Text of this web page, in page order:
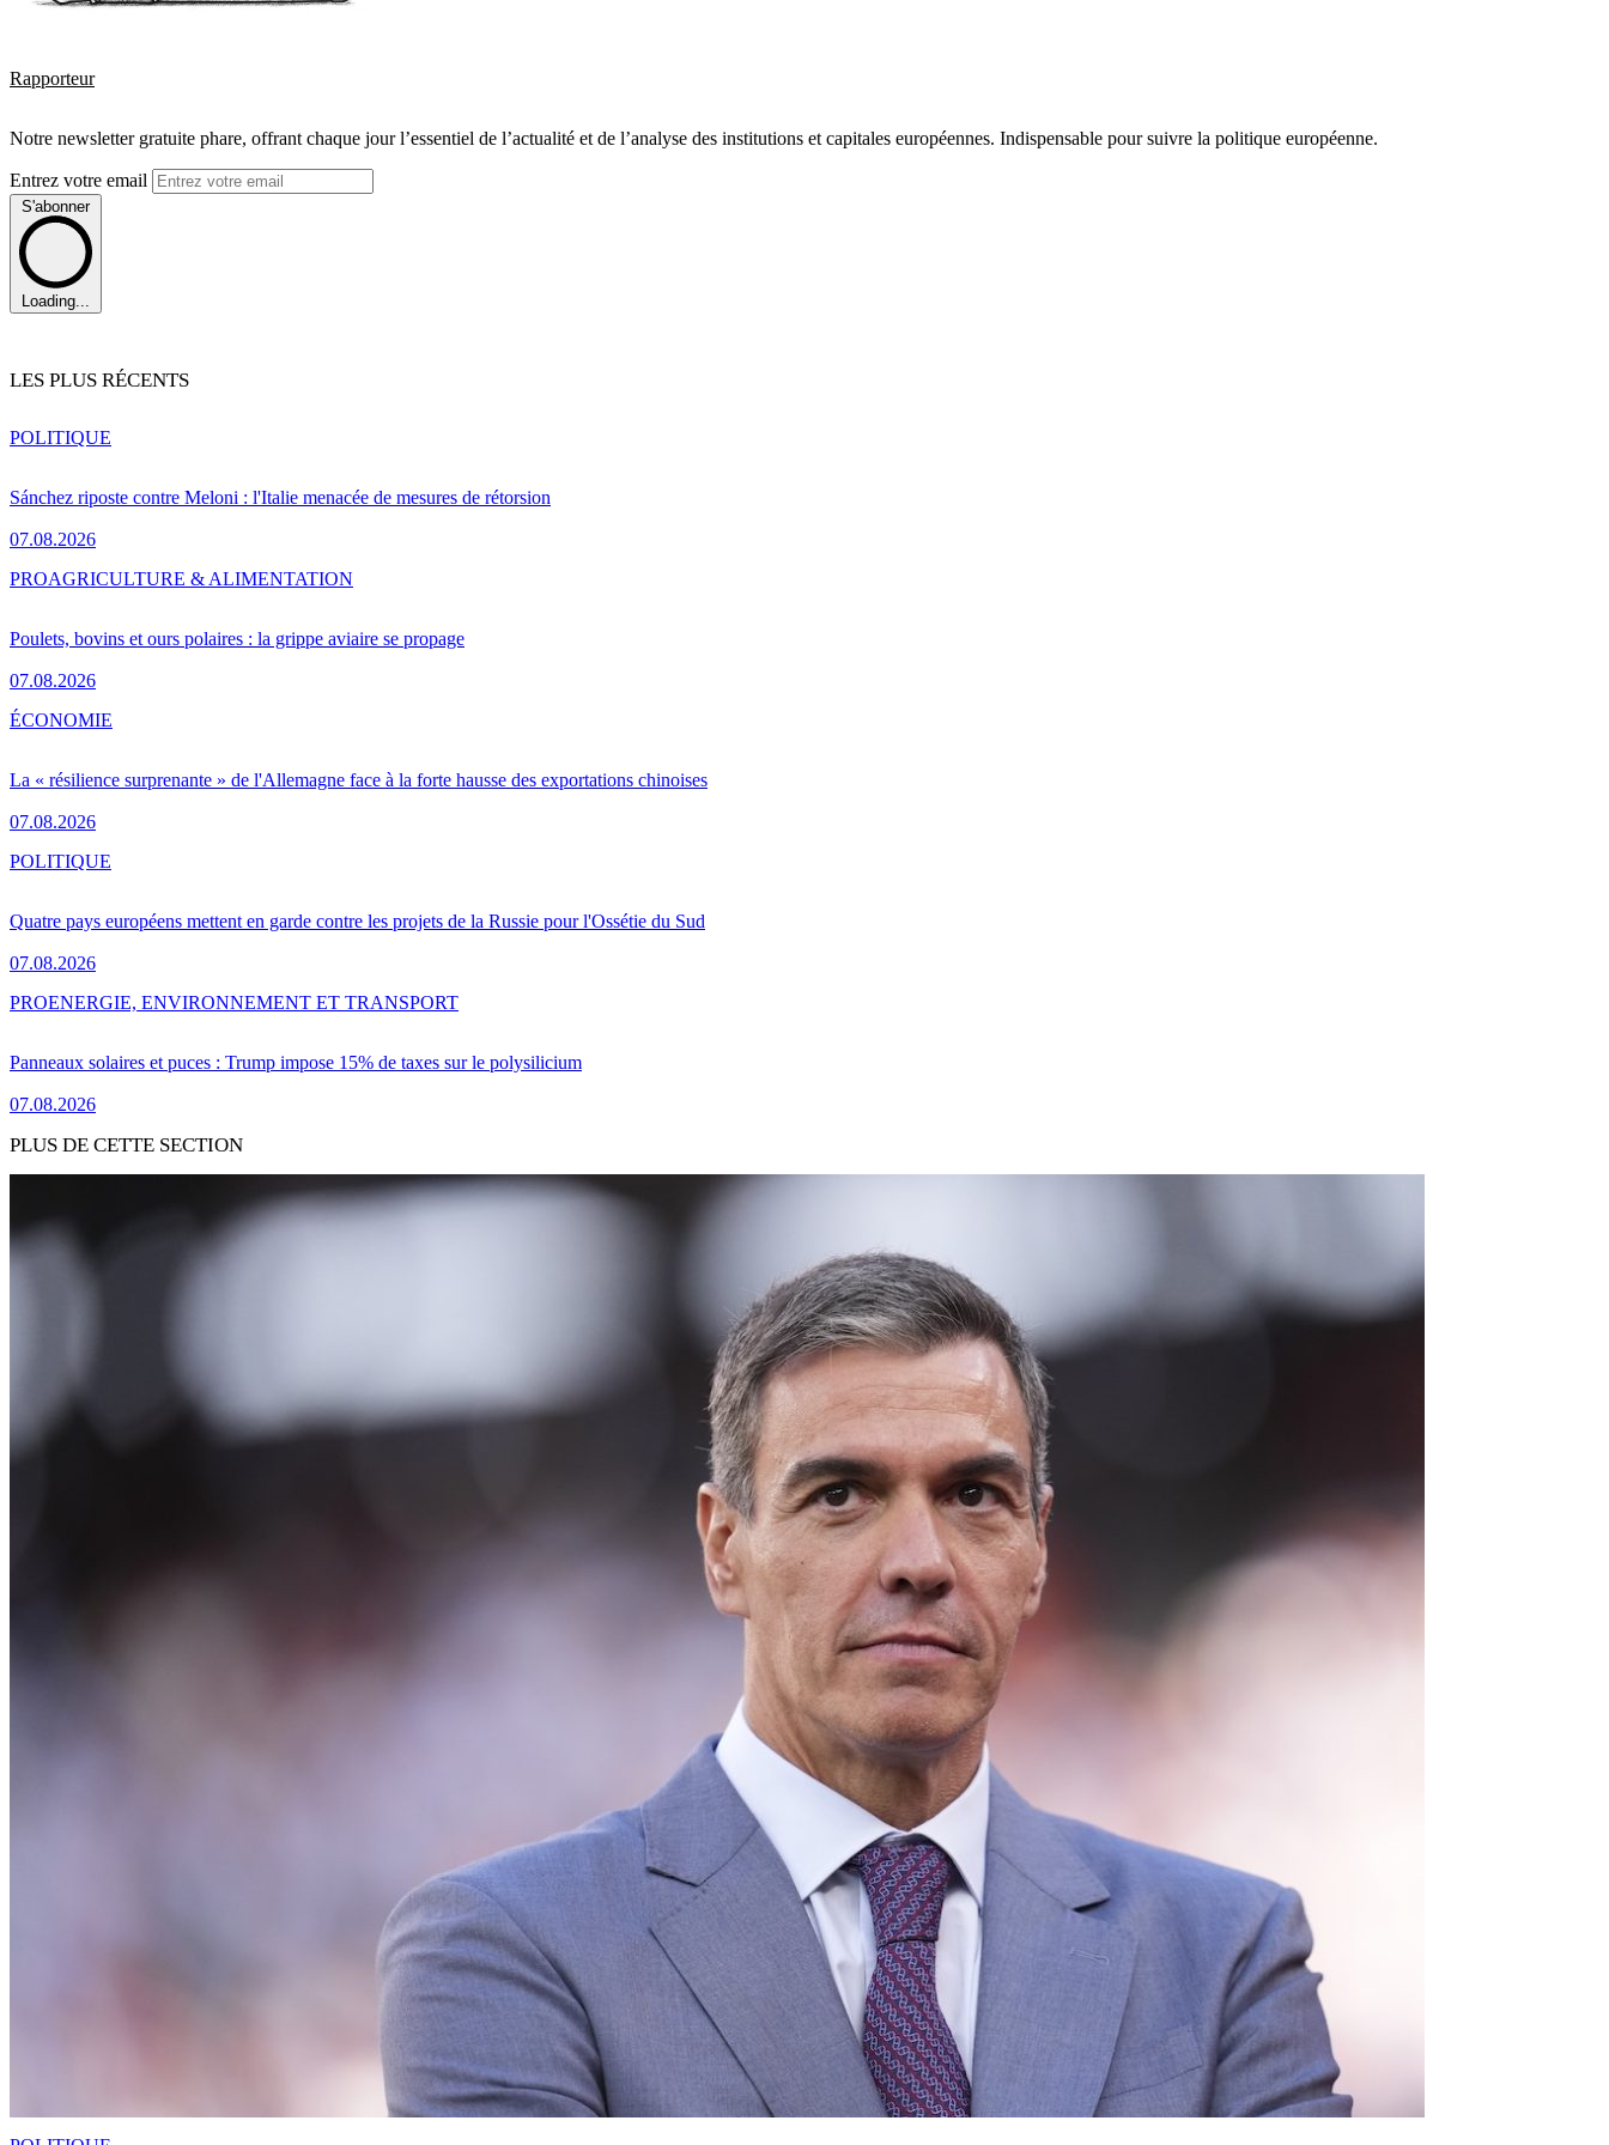
Rapporteur
Notre newsletter gratuite phare, offrant chaque jour l’essentiel de l’actualité et de l’analyse des institutions et capitales européennes. Indispensable pour suivre la politique européenne.
Entrez votre email
S'abonner
Loading...
LES PLUS RÉCENTS
Sánchez riposte contre Meloni : l'Italie menacée de mesures de rétorsion
07.08.2026
POLITIQUE
Poulets, bovins et ours polaires : la grippe aviaire se propage
07.08.2026
PROAGRICULTURE & ALIMENTATION
La « résilience surprenante » de l'Allemagne face à la forte hausse des exportations chinoises
07.08.2026
ÉCONOMIE
Quatre pays européens mettent en garde contre les projets de la Russie pour l'Ossétie du Sud
07.08.2026
POLITIQUE
Panneaux solaires et puces : Trump impose 15% de taxes sur le polysilicium
07.08.2026
PROENERGIE, ENVIRONNEMENT ET TRANSPORT
PLUS DE CETTE SECTION